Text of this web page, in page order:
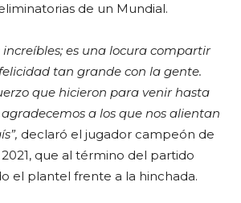
de un Mundial.
increíbles; es una locura compartir
tan grande con la gente.
que hicieron para venir hasta
a los que nos alientan
declaró el jugador campeón de
que al término del partido
el plantel frente a la hinchada.